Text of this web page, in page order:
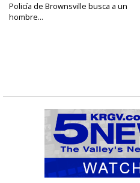
Policía de Brownsville busca a un
hombre...